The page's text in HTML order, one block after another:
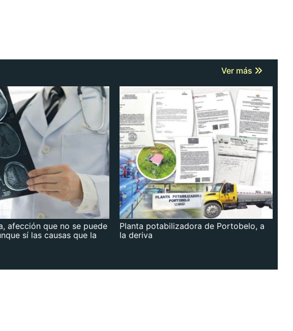
Ver más
afección que no se puede
sí las causas que la
Planta potabilizadora de Portobelo, a
la deriva